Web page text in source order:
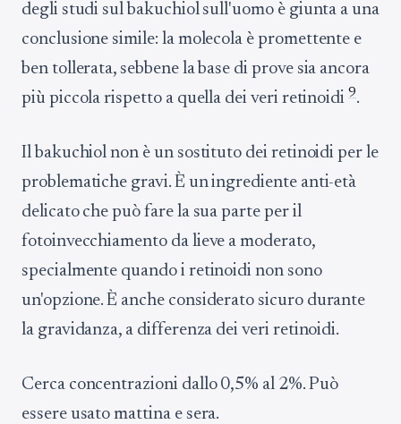
degli studi sul bakuchiol sull'uomo è giunta a una
conclusione simile: la molecola è promettente e
ben tollerata, sebbene la base di prove sia ancora
più piccola rispetto a quella dei veri retinoidi9.
Il bakuchiol non è un sostituto dei retinoidi per le
problematiche gravi. È un ingrediente anti-età
delicato che può fare la sua parte per il
fotoinvecchiamento da lieve a moderato,
specialmente quando i retinoidi non sono
un'opzione. È anche considerato sicuro durante
la gravidanza, a differenza dei veri retinoidi.
Cerca concentrazioni dallo 0,5% al 2%. Può
essere usato mattina e sera.